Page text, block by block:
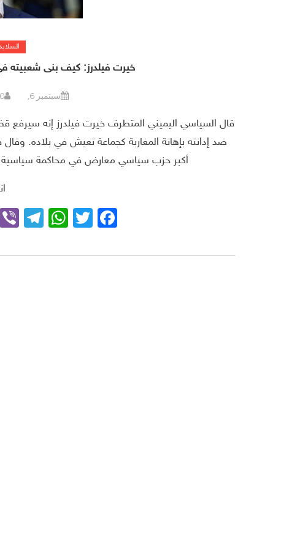
خيرت فيلدرز: كيف بنى شعبيته في
سبتمبر 6, 2020
قال السياسي اليميني المتطرف خيرت فيلدرز إنه سيرفع
ضد إدانته بإهانة المغاربة كجماعة تعيش في بلاده.
أكبر حزب سياسي معارض في محاكمة سياسية
Facebook
Twitter